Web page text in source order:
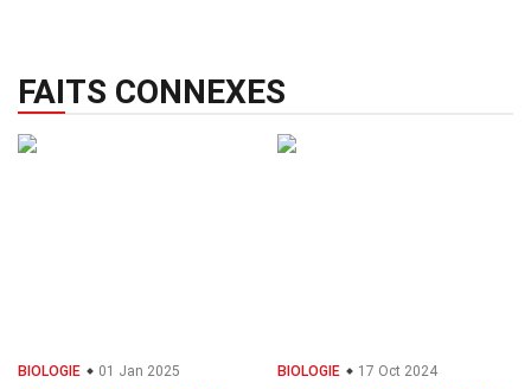
FAITS CONNEXES
BIOLOGIE 01 Jan 2025 BIOLOGIE 17 Oct 2024